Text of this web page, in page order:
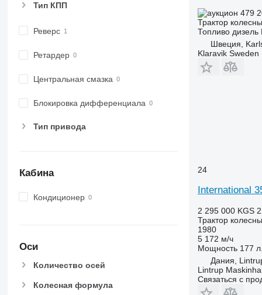
6530
6610
6630
6800
6910
7230 R
Тип КПП
Реверс
Ретардер
Центральная смазка
Блокировка дифференциала
Тип привода
Кабина
Кондиционер
Оси
Количество осей
Колесная формула
479
Трактор
Топливо дизель
Швеция,
Klaravik Sweden
24
International
2 295 000 KGS
Трактор
1980
5 172 м/ч
Мощность 177
Дания,
Lintrup
Связаться с